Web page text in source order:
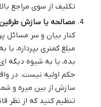
تکلیف از سوی مراجع
مصالحه یا سازش
کنار بیان و سر مسائل
مبلغ کمتری بپردازه،
بده، یا به شیوه دیگه
حکم اولیه نیست. در
سازش از بین میره و
تنظیم کنید که از نظر